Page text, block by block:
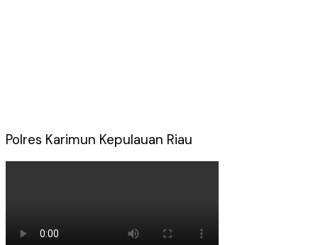
Polres Karimun Kepulauan Riau